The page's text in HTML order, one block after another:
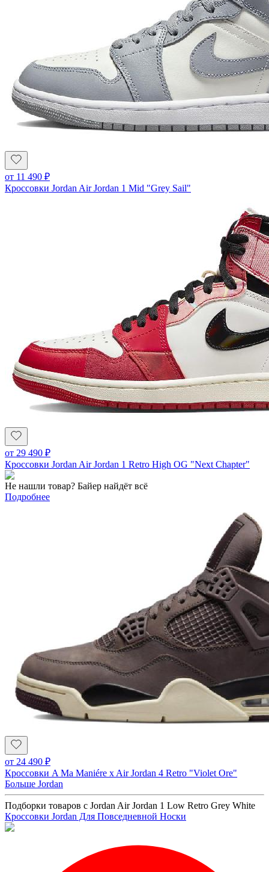
от 11 490 ₽
Кроссовки Jordan Air Jordan 1 Mid "Grey Sail"
от 29 490 ₽
Кроссовки Jordan Air Jordan 1 Retro High OG "Next Chapter"
Не нашли товар? Байер найдёт всё
Подробнее
от 24 490 ₽
Кроссовки A Ma Maniére x Air Jordan 4 Retro "Violet Ore"
Больше Jordan
Подборки товаров с Jordan Air Jordan 1 Low Retro Grey White
Кроссовки Jordan Для Повседневной Носки